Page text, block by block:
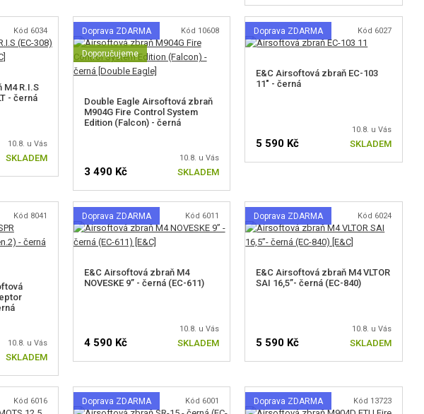
Kód 6034
M4 R.I.S
- černá
10.8. u Vás
SKLADEM
Doprava ZDARMA
Doporučujeme
Kód 10608
Double Eagle Airsoftová zbraň
M904G Fire Control System
Edition (Falcon) - černá
10.8. u Vás
3 490 Kč SKLADEM
Doprava ZDARMA Kód 6027
E&C Airsoftová zbraň EC-103
11" - černá
10.8. u Vás
5 590 Kč SKLADEM
Kód 8041
10.8. u Vás
SKLADEM
Doprava ZDARMA Kód 6011
E&C Airsoftová zbraň M4
NOVESKE 9” - černá (EC-611)
10.8. u Vás
4 590 Kč SKLADEM
Doprava ZDARMA Kód 6024
E&C Airsoftová zbraň M4 VLTOR
SAI 16,5”- černá (EC-840)
10.8. u Vás
5 590 Kč SKLADEM
Kód 6016 Doprava ZDARMA Kód 6001 Doprava ZDARMA Kód 13723